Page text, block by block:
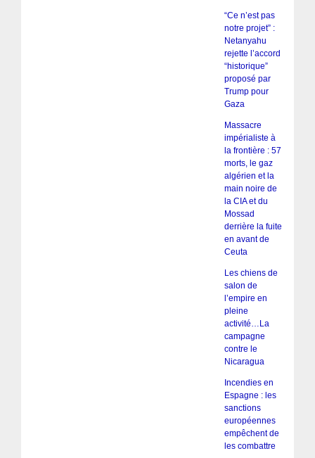
“Ce n’est pas
notre projet” :
Netanyahu
rejette l’accord
“historique”
proposé par
Trump pour
Gaza
Massacre
impérialiste à
la frontière : 57
morts, le gaz
algérien et la
main noire de
la CIA et du
Mossad
derrière la fuite
en avant de
Ceuta
Les chiens de
salon de
l’empire en
pleine
activité…La
campagne
contre le
Nicaragua
Incendies en
Espagne : les
sanctions
européennes
empêchent de
les combattre